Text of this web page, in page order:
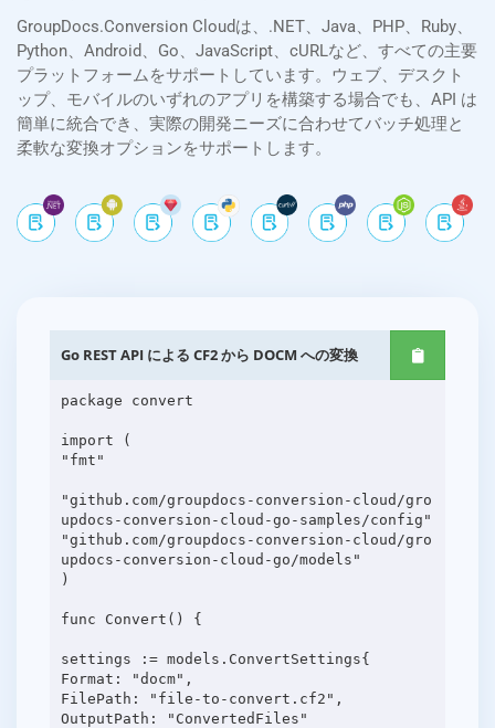
GroupDocs.Conversion Cloudは、.NET、Java、PHP、Ruby、
Python、Android、Go、JavaScript、cURLなど、すべての主要
プラットフォームをサポートしています。ウェブ、デスクト
ップ、モバイルのいずれのアプリを構築する場合でも、API は
簡単に統合でき、実際の開発ニーズに合わせてバッチ処理と
柔軟な変換オプションをサポートします。
Go REST API による CF2 から DOCM への変換
package convert
import (
"fmt"
"github.com/groupdocs-conversion-cloud/gro
updocs-conversion-cloud-go-samples/config"
"github.com/groupdocs-conversion-cloud/gro
updocs-conversion-cloud-go/models"
)
func Convert() {
settings := models.ConvertSettings{
Format: "docm",
FilePath: "file-to-convert.cf2",
OutputPath: "ConvertedFiles"